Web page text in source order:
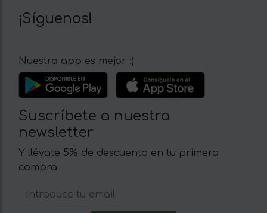
¡Síguenos!
Nuestra app es mejor :)
Suscríbete a nuestra
newsletter
Y llévate 5% de descuento en tu primera
compra